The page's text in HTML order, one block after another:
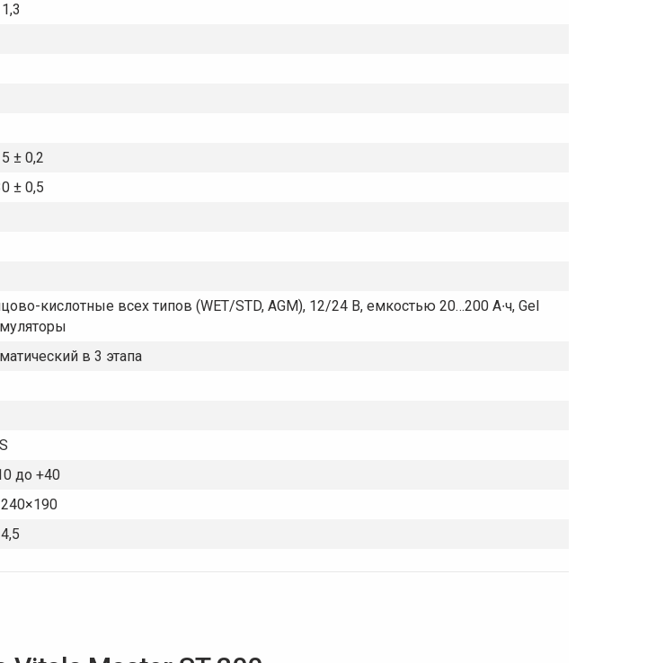
± 0,2
± 0,5
кислотные всех типов (WET/STD, AGM), 12/24 В, емкостью 20…200 А∙ч, Gel
в 3 этапа
до +40